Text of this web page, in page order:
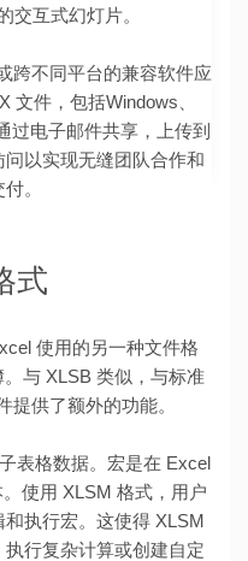
交互式幻灯片。
跨不同平台的兼容软件应
文件，包括Windows、
过电子邮件共享，上传到
以实现无缝团队合作和
。
式
使用的另一种文件格
与 XLSB 类似，与标准
提供了额外的功能。
表格数据。宏是在 Excel
使用 XLSM 格式，用户
执行宏。这使得 XLSM
行复杂计算或创建自定